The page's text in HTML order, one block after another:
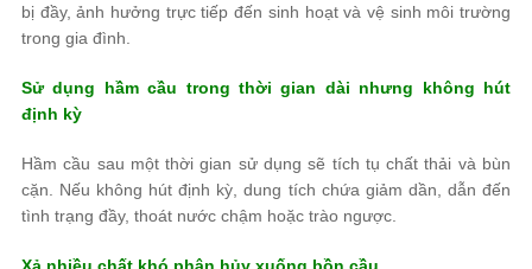
bị đầy, ảnh hưởng trực tiếp đến sinh hoạt và vệ sinh môi trường
trong gia đình.
Sử dụng hầm cầu trong thời gian dài nhưng không hút
định kỳ
Hầm cầu sau một thời gian sử dụng sẽ tích tụ chất thải và bùn
cặn. Nếu không hút định kỳ, dung tích chứa giảm dần, dẫn đến
tình trạng đầy, thoát nước chậm hoặc trào ngược.